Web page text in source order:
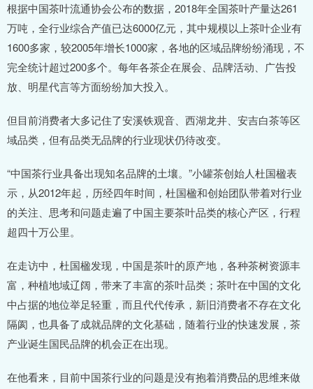
根据中国茶叶流通协会公布的数据，2018年全国茶叶产量达261
万吨，全行业综合产值已达6000亿元，其中规模以上茶叶企业有
1600多家，较2005年增长1000家，各地的区域品牌纷纷涌现，不
完全统计超过200多个。每年各茶企在展会、品牌活动、广告投
放、明星代言等方面纷纷加大投入。
但目前消费者大多记住了安溪铁观音、西湖龙井、安吉白茶等区
域品类，但有品类无品牌的行业现状仍待改变。
“中国茶行业具备出现知名品牌的土壤。”小罐茶创始人杜国楹表
示，从2012年起，历经四年时间，杜国楹和创始团队带着对行业
的关注、思考和问题走遍了中国主要茶叶品类的核心产区，行程
超四十万公里。
在走访中，杜国楹发现，中国是茶叶的原产地，各种茶树资源丰
富，种植地域辽阔，带来了丰富的茶叶品类；茶叶在中国的文化
中占据的地位举足轻重，而且代代传承，新旧消费者不存在文化
隔阂，也具备了成就品牌的文化基础，随着行业的快速发展，茶
产业诞生国民品牌的机会正在出现。
在他看来，目前中国茶行业的问题是没有抱着消费品的思维来做